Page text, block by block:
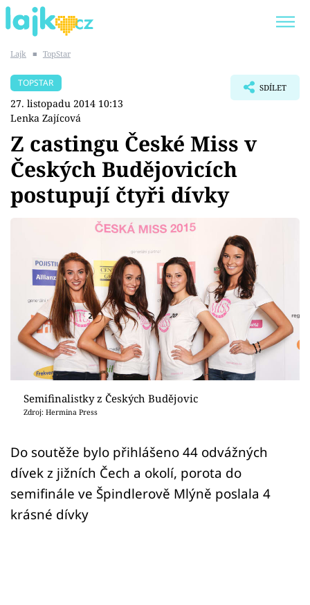
SHOPAHOLICADEL
Témata
Showbyznys
Virály
Sex a vztahy
Videa
Sledujte prima+
Přihlášení
Sledujte nás
Lajk ■ TopStar
TOPSTAR
27. listopadu 2014 10:13
Lenka Zajícová
SDÍLET
Z castingu České Miss v
Českých Budějovicích
postupují čtyři dívky
Semifinalistky z Českých Budějovic
Zdroj: Hermina Press
Do soutěže bylo přihlášeno 44 odvážných
dívek z jižních Čech a okolí, porota do
semifinále ve Špindlerově Mlýně poslala 4
krásné dívky